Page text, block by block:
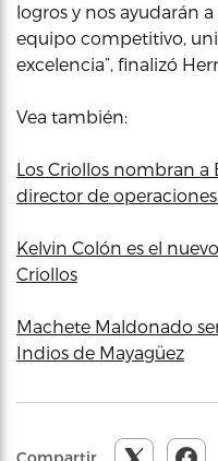
logros y nos ayudarán
equipo competitivo,
excelencia”, finalizó
Vea también:
Los Criollos nombran
director de
Kelvin Colón es el
Criollos
Machete Maldonado
Indios de Mayagüez
Compartir